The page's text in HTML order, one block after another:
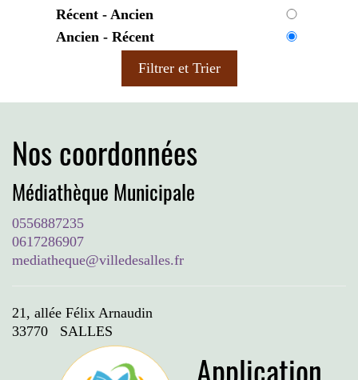
Récent - Ancien
Ancien - Récent
Filtrer et Trier
Nos coordonnées
Médiathèque Municipale
0556887235
0617286907
mediatheque@villedesalles.fr
21, allée Félix Arnaudin
33770 SALLES
Application